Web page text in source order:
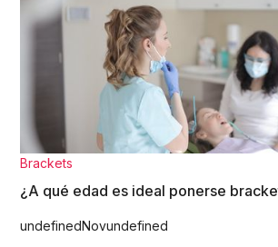
Brackets
¿A qué edad es ideal ponerse
undefinedNovundefined